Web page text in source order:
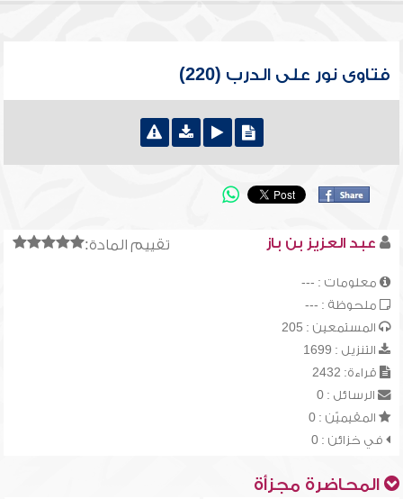
فتاوى نور على الدرب (220)
تقييم المادة: عبد العزيز بن باز
معلومات : ---
ملحوظة : ---
المستمعين : 205
التنزيل : 1699
قراءة: 2432
الرسائل : 0
المقيميّن : 0
في خزائن : 0
المحاضرة مجزأة